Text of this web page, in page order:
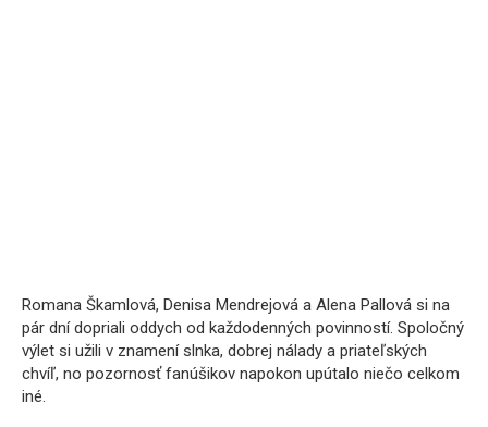
Romana Škamlová, Denisa Mendrejová a Alena Pallová si na
pár dní dopriali oddych od každodenných povinností. Spoločný
výlet si užili v znamení slnka, dobrej nálady a priateľských
chvíľ, no pozornosť fanúšikov napokon upútalo niečo celkom
iné.